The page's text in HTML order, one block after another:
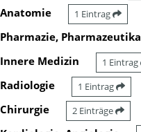
1 Eintrag
Pharmazeutika
Medizin 1 Eintrag
1 Eintrag
2 Einträge